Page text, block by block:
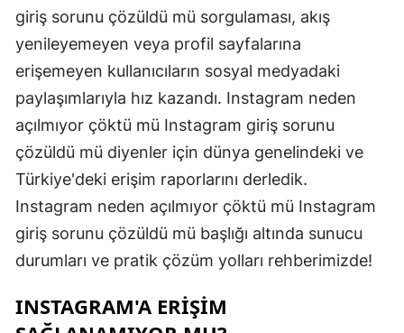
giriş sorunu çözüldü mü sorgulaması, akış
yenileyemeyen veya profil sayfalarına
erişemeyen kullanıcıların sosyal medyadaki
paylaşımlarıyla hız kazandı. Instagram neden
açılmıyor çöktü mü Instagram giriş sorunu
çözüldü mü diyenler için dünya genelindeki ve
Türkiye'deki erişim raporlarını derledik.
Instagram neden açılmıyor çöktü mü Instagram
giriş sorunu çözüldü mü başlığı altında sunucu
durumları ve pratik çözüm yolları rehberimizde!
INSTAGRAM'A ERIŞIM